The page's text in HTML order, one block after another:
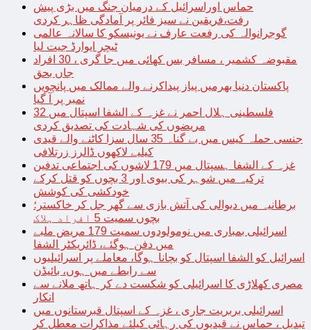
حماس اوراسرائیل کے درمیان جنگ میں بڑی پیش
رفت،فریقین نے سیز فائر پر آمادگی ظاہر کردی
گوجرانوالہ کی رفعت عارف نے یونیسکو کا سالانہ عالمی
ٹیچر ایوارڈ جیت لیا
مقبوضہ کشمیر ، مسافر بس کھائی میں جا گری ، 30 افراد
جاں بحق
پاکستان دنیا بھرمیں پیاز پیداکرنے والے ممالک میں پانچویں
نمبر پر آ گیا
فلسطینی ہلال احمر نے غزہ کے الشفا اسپتال میں 32
مریضوں کی شہادت کی تصدیق کردی
جنسی حملہ کیس میں بے گناہ 35 سال سزا کاٹنے والے قیدی
کیلیے لاکھوں ڈالرز زرتلافی
غزہ کے الشفا ہسپتال میں 179 لاشوں کی اجتماعی تدفین
ترکیہ میں شوہر کی بیوی اور 3 بچوں کو قتل کرکے
خودکشی کی کوشش
برطانیہ میں دیوالی کی آتش بازی سے گھر جل کر خاکستر؛
بچوں سمیت 5 افراد ہلاک
اسرائیلی بمباری میں نومولودوں سمیت 179 مریض ملبے
میں دفن ہوگئے، ڈائریکٹر الشفا
اسرائیل کو الشفا اسپتال کو بچانا ہوگا، معاملے پر اسرائیلیوں
سے رابطے میں ہوں، بائیڈن
مصری کھلاڑی کا اسرائیلی کو شکست دے کر ہاتھ ملانے سے
انکار
اسرائیلی بربریت جاری ، غزہ کے اسپتال قبرستانوں میں
تبدیل ، حماس نے قیدیوں کی رہائی کیلئے مذاکرات معطل کر